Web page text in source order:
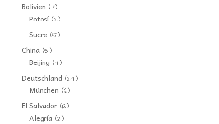
Bolivien (7)
Potosí(2)
Sucre (5)
China(5)
Beijing (4)
Deutschland(24)
München (6)
El Salvador(12)
Alegría(2)